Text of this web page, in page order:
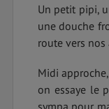
Un petit pipi,
une douche
route vers
Midi
on essaye le
sympa pour